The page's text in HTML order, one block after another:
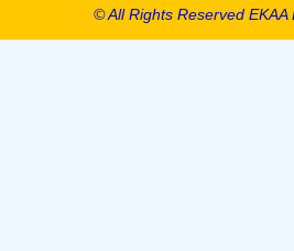
© All Rights Reserved EKAA